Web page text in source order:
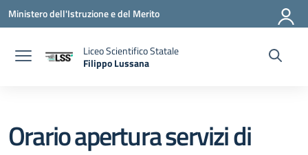
Vai ai contenuti
Vai al menu di navigazione
Vai al footer
Ministero dell'Istruzione e del Merito
Liceo Scientifico Statale
Filippo Lussana
Orario apertura servizi di